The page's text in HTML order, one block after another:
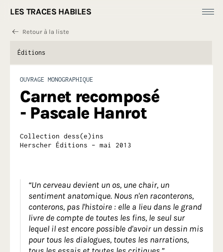
LES TRACES HABILES
Fonds Dess(e)ins
Productions
À propos
Éditions
Retour à la liste
OUVRAGE MONOGRAPHIQUE
Carnet recomposé
- Pascale Hanrot
Collection dess(e)ins
Herscher Éditions – mai 2013
“Un cerveau devient un os, une chair, un
sentiment anatomique. Nous n'en raconterons,
conterons, pas l'histoire : elle a lieu dans le grand
livre de compte de toutes les fins, le seul sur
lequel il est encore possible d'avoir un dessin mis
pour tous les dialogues, toutes les narrations,